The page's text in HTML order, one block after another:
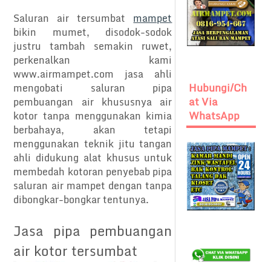
Saluran air tersumbat mampet
bikin mumet, disodok-sodok
justru tambah semakin ruwet,
perkenalkan kami
www.airmampet.com jasa ahli
mengobati saluran pipa
pembuangan air khususnya air
kotor tanpa menggunakan kimia
berbahaya, akan tetapi
menggunakan teknik jitu tangan
ahli didukung alat khusus untuk
membedah kotoran penyebab pipa
saluran air mampet dengan tanpa
dibongkar-bongkar tentunya.
Jasa pipa pembuangan
air kotor tersumbat
Hubungi/Ch
At Via
WhatsApp